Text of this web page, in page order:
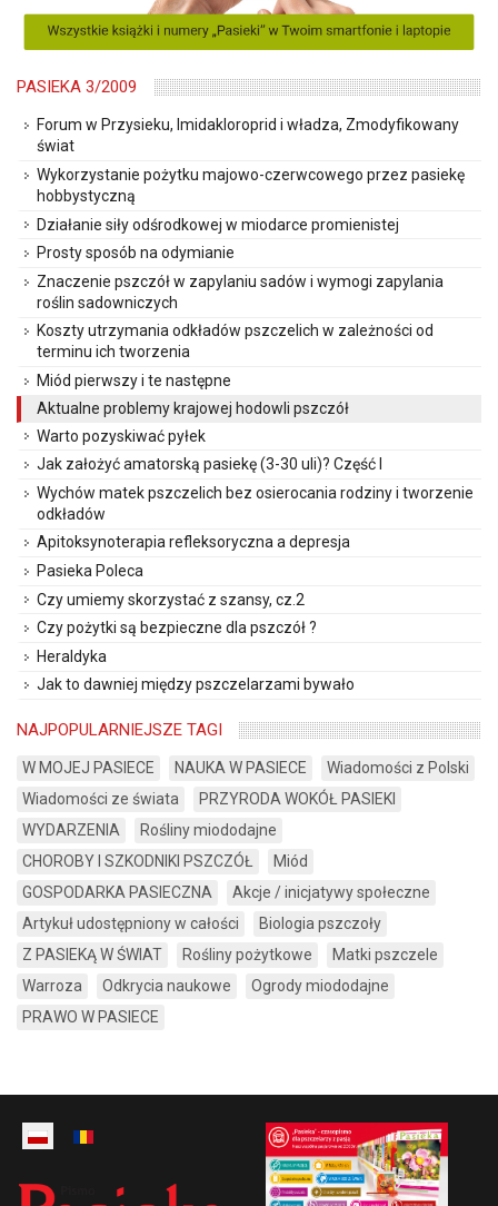
PASIEKA 3/2009
Forum w Przysieku, Imidakloroprid i władza, Zmodyfikowany
świat
Wykorzystanie pożytku majowo-czerwcowego przez pasiekę
hobbystyczną
Działanie siły odśrodkowej w miodarce promienistej
Prosty sposób na odymianie
Znaczenie pszczół w zapylaniu sadów i wymogi zapylania
roślin sadowniczych
Koszty utrzymania odkładów pszczelich w zależności od
terminu ich tworzenia
Miód pierwszy i te następne
Aktualne problemy krajowej hodowli pszczół
Warto pozyskiwać pyłek
Jak założyć amatorską pasiekę (3-30 uli)? Część I
Wychów matek pszczelich bez osierocania rodziny i tworzenie
odkładów
Apitoksynoterapia refleksoryczna a depresja
Pasieka Poleca
Czy umiemy skorzystać z szansy, cz.2
Czy pożytki są bezpieczne dla pszczół ?
Heraldyka
Jak to dawniej między pszczelarzami bywało
NAJPOPULARNIEJSZE TAGI
W MOJEJ PASIECE NAUKA W PASIECE
Wiadomości z Polski
Wiadomości ze świata
PRZYRODA WOKÓŁ PASIEKI
WYDARZENIA
Rośliny miododajne
CHOROBY I SZKODNIKI PSZCZÓŁ
Miód
GOSPODARKA PASIECZNA
Akcje / inicjatywy społeczne
Artykuł udostępniony w całości
Biologia pszczoły
Z PASIEKĄ W ŚWIAT
Rośliny pożytkowe
Matki pszczele
Warroza
Odkrycia naukowe
Ogrody miododajne
PRAWO W PASIECE